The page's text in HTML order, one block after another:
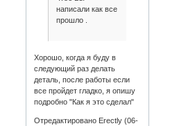
написали как все
прошло .
Хорошо, когда я буду в
следующий раз делать
деталь, после работы если
все пройдет гладко, я опишу
подробно "Как я это сделал"
Отредактировано Erectly (06-